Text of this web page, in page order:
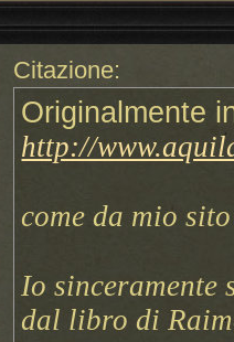
Citazione:
Originalmente
http://
come da mio
Io sinceramente
dal libro di